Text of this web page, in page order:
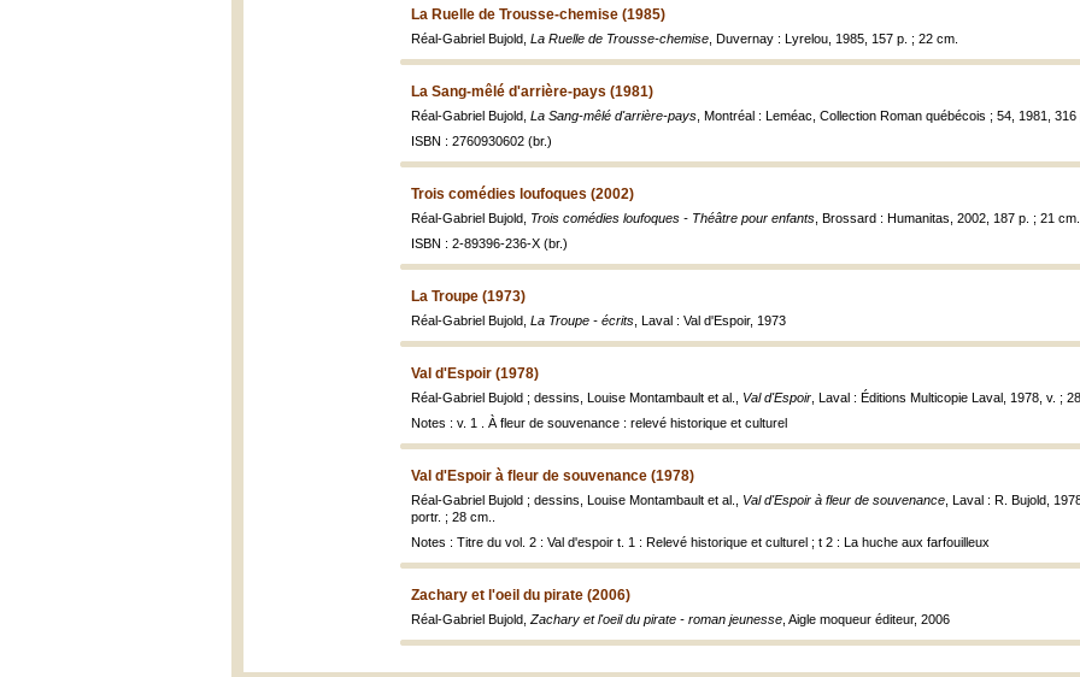
La Ruelle de Trousse-chemise (1985)
Réal-Gabriel Bujold, La Ruelle de Trousse-chemise , Duvernay : Lyrelou, 1985, 157 p. ; 22 cm.
La Sang-mêlé d'arrière-pays (1981)
Réal-Gabriel Bujold, La Sang-mêlé d'arrière-pays , Montréal : Leméac, Collection Roman québécois ; 54, 1981, 316
ISBN : 2760930602 (br.)
Trois comédies loufoques (2002)
Réal-Gabriel Bujold, Trois comédies loufoques - Théâtre pour enfants , Brossard : Humanitas, 2002, 187 p. ; 21 cm.
ISBN : 2-89396-236-X (br.)
La Troupe (1973)
Réal-Gabriel Bujold, La Troupe - écrits , Laval : Val d'Espoir, 1973
Val d'Espoir (1978)
Réal-Gabriel Bujold ; dessins, Louise Montambault et al., Val d'Espoir , Laval : Éditions Multicopie Laval, 1978, v. ;
Notes : v. 1 . À fleur de souvenance : relevé historique et culturel
Val d'Espoir à fleur de souvenance (1978)
Réal-Gabriel Bujold ; dessins, Louise Montambault et al., Val d'Espoir à fleur de souvenance , Laval : R. Bujold,
portr. ; 28 cm..
Notes : Titre du vol. 2 : Val d'espoir t. 1 : Relevé historique et culturel ; t 2 : La huche aux farfouilleux
Zachary et l'oeil du pirate (2006)
Réal-Gabriel Bujold, Zachary et l'oeil du pirate - roman jeunesse , Aigle moqueur éditeur, 2006